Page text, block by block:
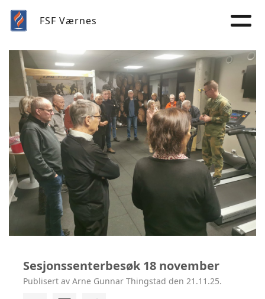
FSF Værnes
Sesjonssenterbesøk 18 november
Publisert av Arne Gunnar Thingstad den 21.11.25.